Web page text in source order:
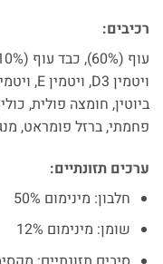
רכיבים:
פחמתי, ברזל פומראט,
ערכים תזונתיים:
חלבון: מינימום 50%
שומן: מינימום 12%